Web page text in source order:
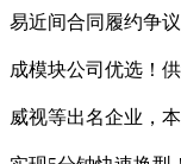
易近间合同履约争
成模块公司优选！
威视等出名企业，